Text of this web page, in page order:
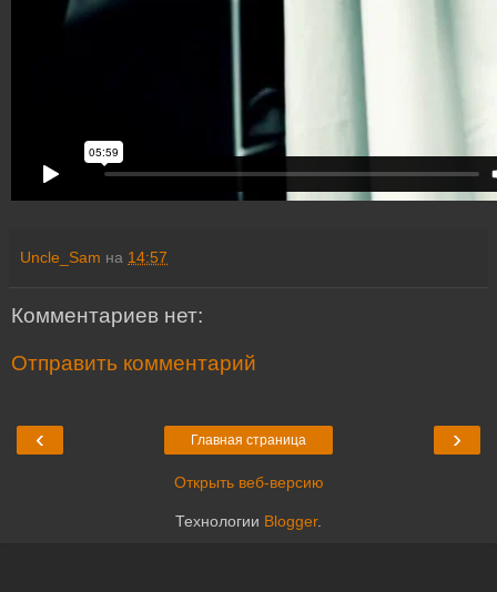
Uncle_Sam на 14:57
Комментариев нет:
Отправить комментарий
‹ ›
Главная страница
Открыть веб-версию
Технологии Blogger.